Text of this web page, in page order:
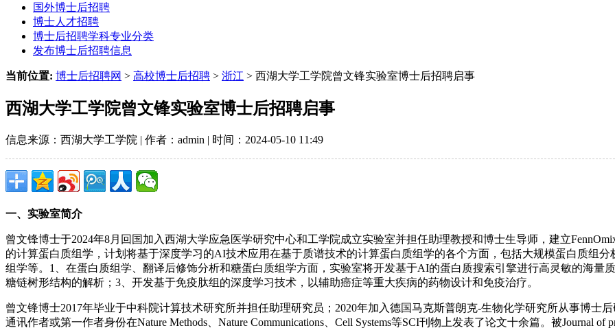
国外博士后招聘
博士人才招聘
博士后招聘学科专业分类
发布博士后招聘信息
当前位置: 博士后招聘网 > 高校博士后招聘 > 浙江 > 西湖大学工学院曾文锋实验室博士后招聘启事
西湖大学工学院曾文锋实验室博士后招聘启事
信息来源：西湖大学工学院 | 作者：admin | 时间：2024-05-10 11:49
一、实验室简介
曾文锋博士于2024年8月回国加入西湖大学应急医学研究中心和工学院成立实验室并担任助理教授和博士生导师，建立
的计算蛋白质组学，计划将基于深度学习的AI技术应用在基于质谱技术的计算蛋白质组学的各个方面，包括大规模蛋白质组
组学等。1、在蛋白质组学、翻译后修饰分析和糖蛋白质组学方面，实验室将开发基于AI的蛋白质搜索引擎进行高灵敏的海量
糖链树形结构的解析；3、开发基于免疫肽组的深度学习技术，以辅助癌症等重大疾病的药物设计和免疫治疗。
曾文锋博士2017年毕业于中科院计算技术研究所并担任助理研究员；2020年加入德国马克斯普朗克-生物化学研究所从事博士
通讯作者或第一作者身份在Nature Methods、Nature Communications、Cell Systems等SCI刊物上发表了论文十余篇。被Journal of